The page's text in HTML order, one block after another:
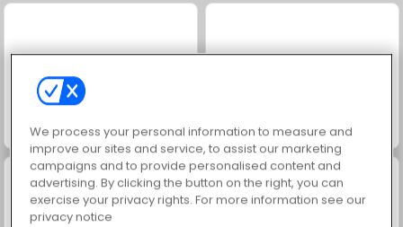
Juice Merge Jewel Garden Story
We process your personal information to measure and
improve our sites and service, to assist our marketing
campaigns and to provide personalised content and
advertising. By clicking the button on the right, you can
exercise your privacy rights. For more information see our
privacy notice